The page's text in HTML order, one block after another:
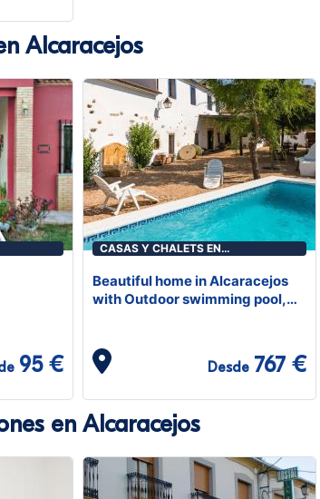
Alcaracejos
95 €
CASAS Y CHALETS EN
Beautiful home in Alcaracejos
with Outdoor swimming pool,
Desde 767 €
en Alcaracejos